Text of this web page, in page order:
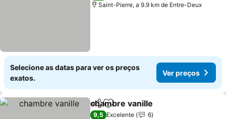
Saint-Pierre, a 9.9 km de Entre-Deux
Selecione as datas para ver os preços
exatos.
Ver preços
PartilharAdicionar aos favoritos
chambre vanille
9,5 Excelente
6